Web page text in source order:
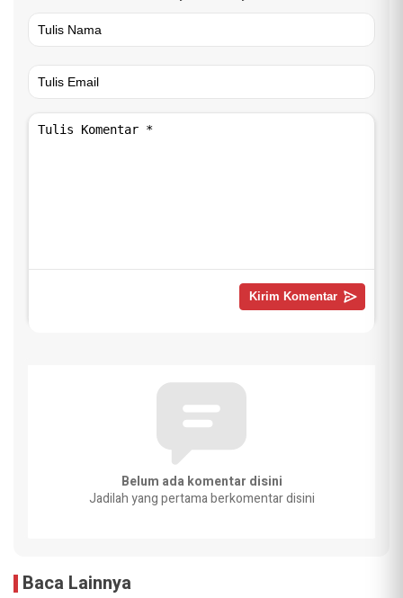
Belum ada komentar disini
Jadilah yang pertama berkomentar disini
Baca Lainnya